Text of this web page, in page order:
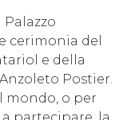
cerimonia del
e della
Postier.
mondo, o per